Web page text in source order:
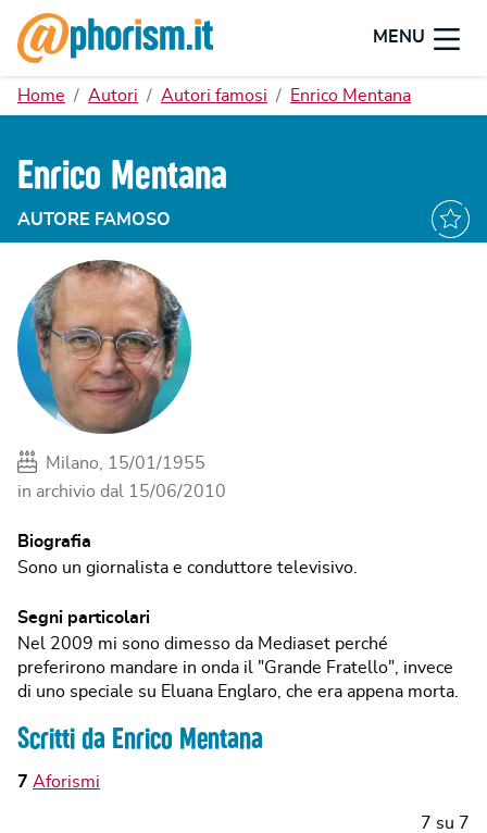
MENU
Home Autori Autori famosi Enrico Mentana
Enrico Mentana
AUTORE FAMOSO
Milano, 15/01/1955
in archivio dal 15/06/2010
Biografia
Sono un giornalista e conduttore televisivo.
Segni particolari
Nel 2009 mi sono dimesso da Mediaset perché
preferirono mandare in onda il "Grande Fratello", invece
di uno speciale su Eluana Englaro, che era appena morta.
Scritti da Enrico Mentana
7 Aforismi
7 su 7